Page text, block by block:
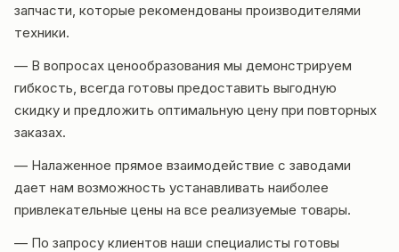
запчасти, которые рекомендованы производителями
техники.
— В вопросах ценообразования мы демонстрируем
гибкость, всегда готовы предоставить выгодную
скидку и предложить оптимальную цену при повторных
заказах.
— Налаженное прямое взаимодействие с заводами
дает нам возможность устанавливать наиболее
привлекательные цены на все реализуемые товары.
— По запросу клиентов наши специалисты готовы